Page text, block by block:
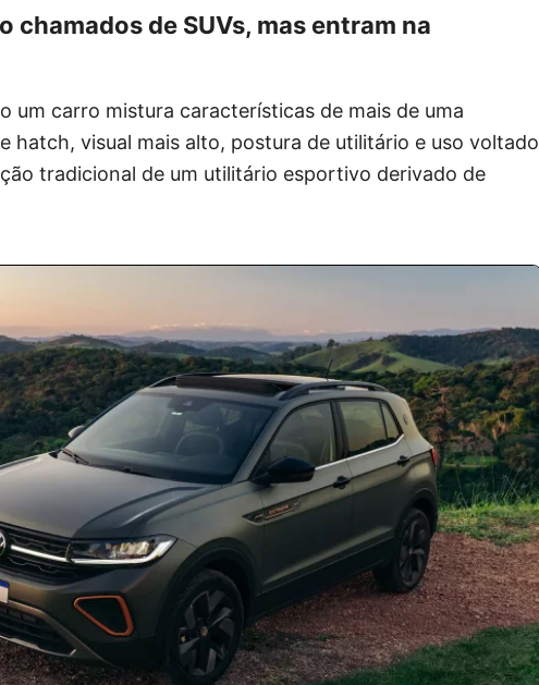
chamados de SUVs, mas entram na
um carro mistura características de mais de uma
hatch, visual mais alto, postura de utilitário e uso voltado
tradicional de um utilitário esportivo derivado de